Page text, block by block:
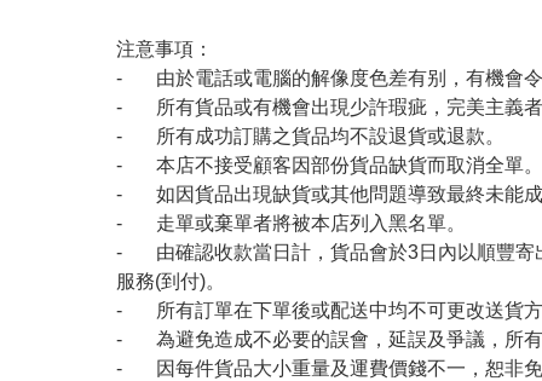
注意事項：
- 由於電話或電腦的解像度色差有别，有機會令
- 所有貨品或有機會出現少許瑕疵，完美主義
- 所有成功訂購之貨品均不設退貨或退款。
- 本店不接受顧客因部份貨品缺貨而取消全單。
- 如因貨品出現缺貨或其他問題導致最終未能成
- 走單或棄單者將被本店列入黑名單。
- 由確認收款當日計，貨品會於3日內以順豐寄
服務(到付)。
- 所有訂單在下單後或配送中均不可更改送貨方
- 為避免造成不必要的誤會，延誤及爭議，所
- 因每件貨品大小重量及運費價錢不一，恕非免